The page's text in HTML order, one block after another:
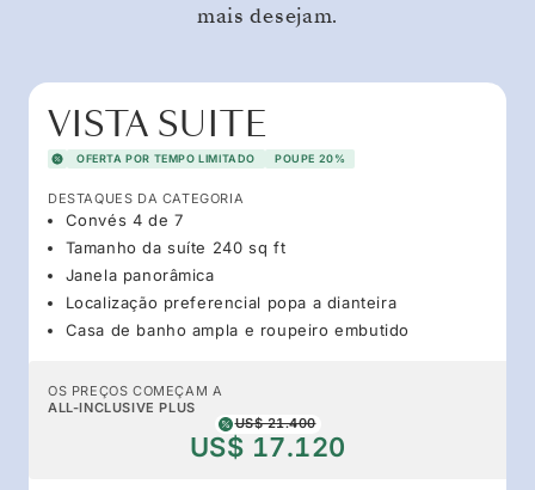
mais desejam.
VISTA SUITE
OFERTA POR TEMPO LIMITADO POUPE 20%
DESTAQUES DA CATEGORIA
Convés 4 de 7
Tamanho da suíte 240 sq ft
Janela panorâmica
Localização preferencial popa a dianteira
Casa de banho ampla e roupeiro embutido
OS PREÇOS COMEÇAM A
ALL-INCLUSIVE PLUS
US$ 21.400
US$ 17.120